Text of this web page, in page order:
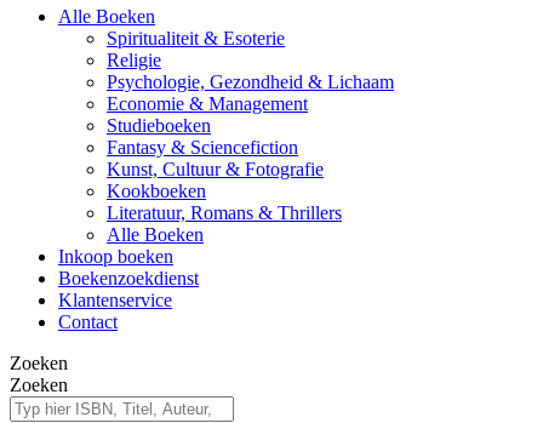
Alle Boeken
Spiritualiteit & Esoterie
Religie
Psychologie, Gezondheid & Lichaam
Economie & Management
Studieboeken
Fantasy & Sciencefiction
Kunst, Cultuur & Fotografie
Kookboeken
Literatuur, Romans & Thrillers
Alle Boeken
Inkoop boeken
Boekenzoekdienst
Klantenservice
Contact
Zoeken
Zoeken